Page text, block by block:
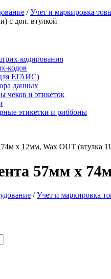
/ Учет и маркировка
с доп. втулкой
кодирования
кодов
ЕГАИС)
данных
чеков и этикеток
этикетки и риббоны
57мм х
/ Учет и маркировка